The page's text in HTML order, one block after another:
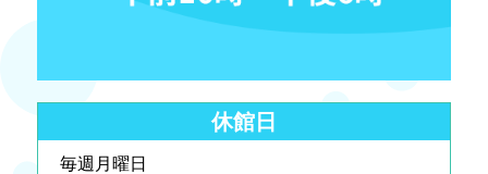
休館日
毎週月曜日